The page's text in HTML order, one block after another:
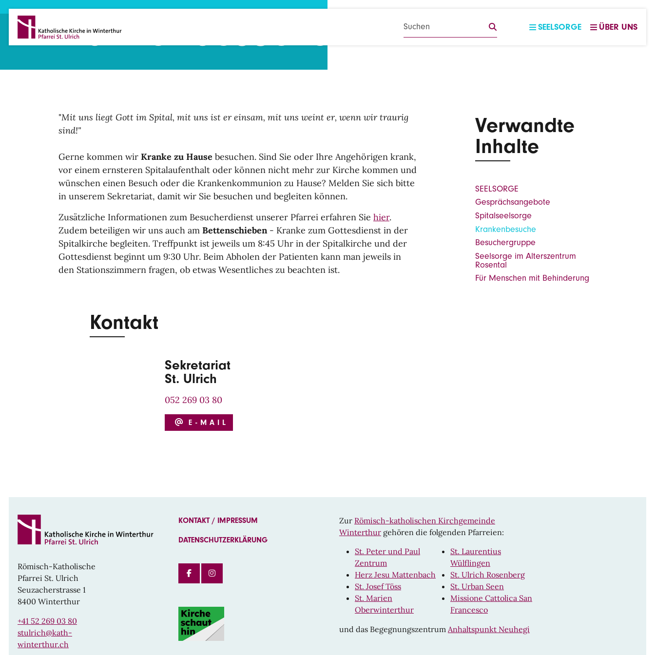
Direkt zum Inhalt
SUCHBEGRIFF SUCHESEELSORGE ÜBER UNS
Krankenbesuche
"Mit uns liegt Gott im Spital, mit uns ist er einsam, mit uns weint er, wenn wir traurig
sind!"
Gerne kommen wir Kranke zu Hause besuchen. Sind Sie oder Ihre Angehörigen krank,
vor einem ernsteren Spitalaufenthalt oder können nicht mehr zur Kirche kommen und
wünschen einen Besuch oder die Krankenkommunion zu Hause? Melden Sie sich bitte
in unserem Sekretariat, damit wir Sie besuchen und begleiten können.
Zusätzliche Informationen zum Besucherdienst unserer Pfarrei erfahren Sie hier.
Zudem beteiligen wir uns auch am Bettenschieben- Kranke zum Gottesdienst in der
Spitalkirche begleiten. Treffpunkt ist jeweils um 8:45 Uhr in der Spitalkirche und der
Gottesdienst beginnt um 9:30 Uhr. Beim Abholen der Patienten kann man jeweils in
den Stationszimmern fragen, ob etwas Wesentliches zu beachten ist.
Kontakt
Sekretariat
St. Ulrich
052 269 03 80
E-MAIL
Verwandte
Inhalte
SEELSORGE
Gesprächsangebote
Spitalseelsorge
Krankenbesuche
Besuchergruppe
Seelsorge im Alterszentrum
Rosental
Für Menschen mit Behinderung
Römisch-Katholische
Pfarrei St. Ulrich
Seuzacherstrasse 1
8400 Winterthur
+41 52 269 03 80
stulrich@kath-
winterthur.ch
KONTAKT / IMPRESSUM
DATENSCHUTZERKLÄRUNG
FACEBOOK
INSTAGRAM
Zur Römisch-katholischen Kirchgemeinde
Winterthur gehören die folgenden Pfarreien:
St. Peter und Paul
Zentrum
Herz Jesu Mattenbach
St. Josef Töss
St. Marien
Oberwinterthur
St. Laurentius
Wülflingen
St. Ulrich Rosenberg
St. Urban Seen
Missione Cattolica San
Francesco
und das Begegnungszentrum Anhaltspunkt Neuhegi